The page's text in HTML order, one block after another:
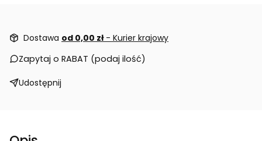
Dostawa od 0,00 zł - Kurier krajowy
Zapytaj o RABAT (podaj ilość)
Udostępnij